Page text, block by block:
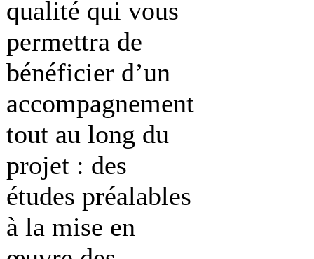
qualité qui vous
permettra de
bénéficier d’un
accompagnement
tout au long du
projet : des
études préalables
à la mise en